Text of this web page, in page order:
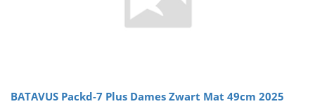
BATAVUS Packd-7 Plus Dames Zwart Mat 49cm 2025